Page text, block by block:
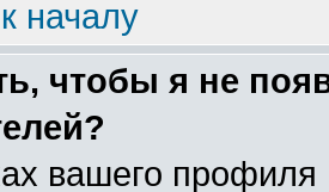
началу
чтобы я не
вашего